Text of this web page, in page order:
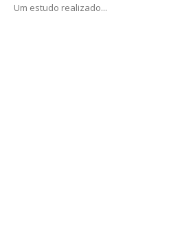
Um estudo realizado...